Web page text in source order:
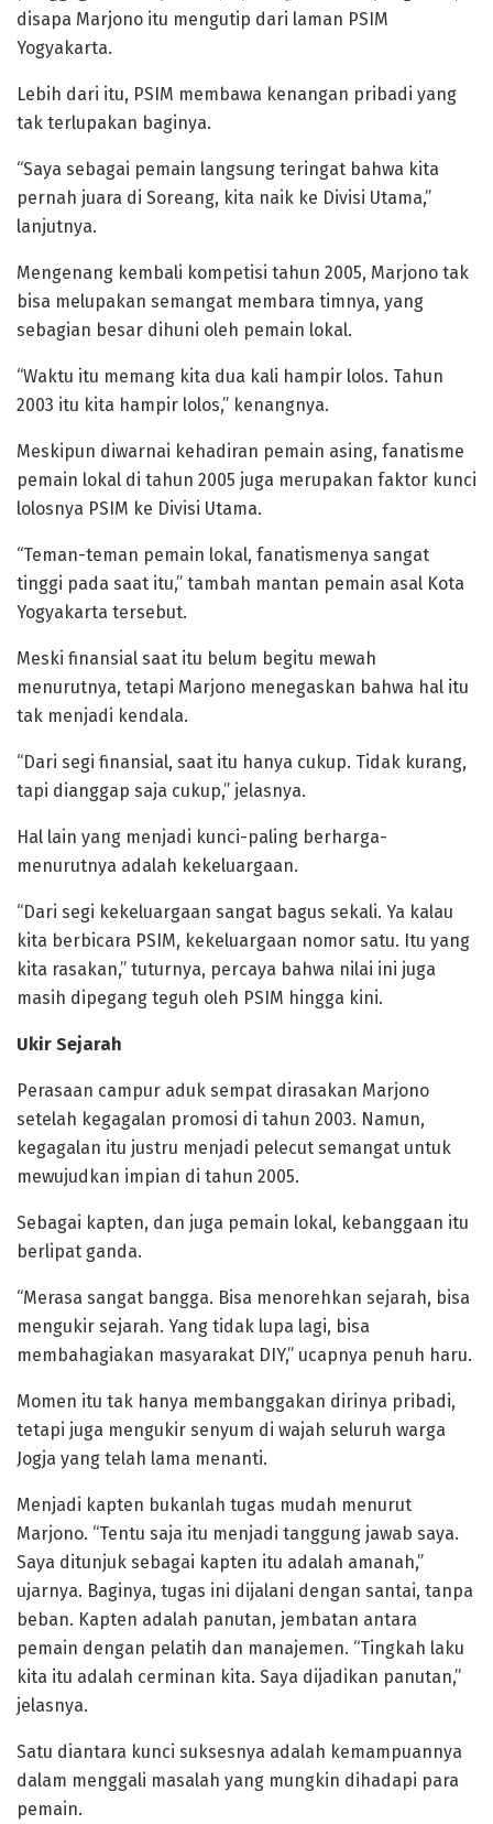
disapa Marjono itu mengutip dari laman PSIM
Yogyakarta.
Lebih dari itu, PSIM membawa kenangan pribadi yang
tak terlupakan baginya.
“Saya sebagai pemain langsung teringat bahwa kita
pernah juara di Soreang, kita naik ke Divisi Utama,”
lanjutnya.
Mengenang kembali kompetisi tahun 2005, Marjono tak
bisa melupakan semangat membara timnya, yang
sebagian besar dihuni oleh pemain lokal.
“Waktu itu memang kita dua kali hampir lolos. Tahun
2003 itu kita hampir lolos,” kenangnya.
Meskipun diwarnai kehadiran pemain asing, fanatisme
pemain lokal di tahun 2005 juga merupakan faktor kunci
lolosnya PSIM ke Divisi Utama.
“Teman-teman pemain lokal, fanatismenya sangat
tinggi pada saat itu,” tambah mantan pemain asal Kota
Yogyakarta tersebut.
Meski finansial saat itu belum begitu mewah
menurutnya, tetapi Marjono menegaskan bahwa hal itu
tak menjadi kendala.
“Dari segi finansial, saat itu hanya cukup. Tidak kurang,
tapi dianggap saja cukup,” jelasnya.
Hal lain yang menjadi kunci-paling berharga-
menurutnya adalah kekeluargaan.
“Dari segi kekeluargaan sangat bagus sekali. Ya kalau
kita berbicara PSIM, kekeluargaan nomor satu. Itu yang
kita rasakan,” tuturnya, percaya bahwa nilai ini juga
masih dipegang teguh oleh PSIM hingga kini.
Ukir Sejarah
Perasaan campur aduk sempat dirasakan Marjono
setelah kegagalan promosi di tahun 2003. Namun,
kegagalan itu justru menjadi pelecut semangat untuk
mewujudkan impian di tahun 2005.
Sebagai kapten, dan juga pemain lokal, kebanggaan itu
berlipat ganda.
“Merasa sangat bangga. Bisa menorehkan sejarah, bisa
mengukir sejarah. Yang tidak lupa lagi, bisa
membahagiakan masyarakat DIY,” ucapnya penuh haru.
Momen itu tak hanya membanggakan dirinya pribadi,
tetapi juga mengukir senyum di wajah seluruh warga
Jogja yang telah lama menanti.
Menjadi kapten bukanlah tugas mudah menurut
Marjono. “Tentu saja itu menjadi tanggung jawab saya.
Saya ditunjuk sebagai kapten itu adalah amanah,”
ujarnya. Baginya, tugas ini dijalani dengan santai, tanpa
beban. Kapten adalah panutan, jembatan antara
pemain dengan pelatih dan manajemen. “Tingkah laku
kita itu adalah cerminan kita. Saya dijadikan panutan,”
jelasnya.
Satu diantara kunci suksesnya adalah kemampuannya
dalam menggali masalah yang mungkin dihadapi para
pemain.